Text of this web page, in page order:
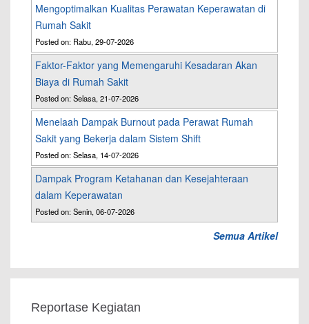
Mengoptimalkan Kualitas Perawatan Keperawatan di
Rumah Sakit
Posted on: Rabu, 29-07-2026
Faktor-Faktor yang Memengaruhi Kesadaran Akan
Biaya di Rumah Sakit
Posted on: Selasa, 21-07-2026
Menelaah Dampak Burnout pada Perawat Rumah
Sakit yang Bekerja dalam Sistem Shift
Posted on: Selasa, 14-07-2026
Dampak Program Ketahanan dan Kesejahteraan
dalam Keperawatan
Posted on: Senin, 06-07-2026
Semua Artikel
Reportase Kegiatan